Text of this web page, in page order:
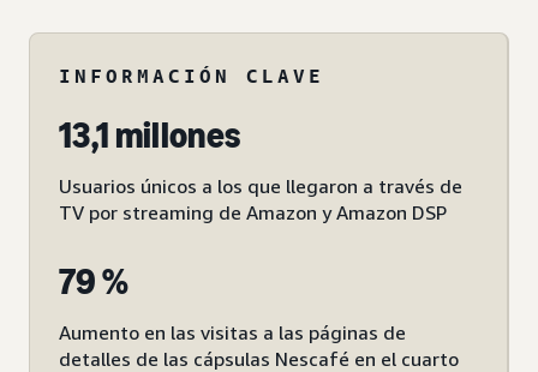
INFORMACIÓN CLAVE
13,1 millones
Usuarios únicos a los que llegaron a través de
TV por streaming de Amazon y Amazon DSP
79 %
Aumento en las visitas a las páginas de
detalles de las cápsulas Nescafé en el cuarto